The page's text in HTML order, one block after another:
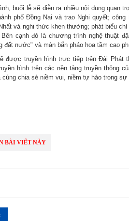
buổi lễ sẽ diễn ra nhiều nội dung quan
phố Đồng Nai và trao Nghị quyết;
và nghi thức khen thưởng; phát biểu
Bên cạnh đó là chương trình nghệ thuật
đất nước" và màn bắn pháo hoa tầm cao
được truyền hình trực tiếp trên Đài Phát
hình trên các nền tảng truyền thông
cùng chia sẻ niềm vui, niềm tự hào trong sự
BÀI VIẾT NÀY